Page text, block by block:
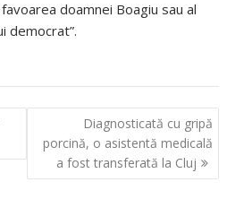
doamnei Boagiu sau al
democrat”.
Diagnosticată cu gripă
porcină, o asistentă medicală
a fost transferată la Cluj